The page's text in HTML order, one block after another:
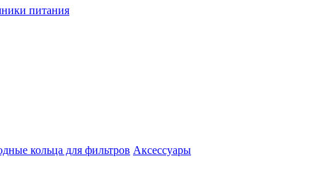
питания
кольца для фильтров Аксессуары